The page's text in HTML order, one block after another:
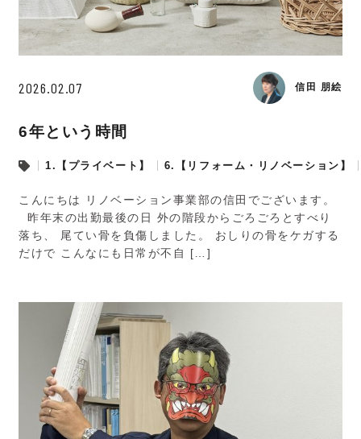
2026.02.07 信田 朋絵
6年という時間
1.【プライベート】 6.【リフォーム・リノベーション】
こんにちは リノベーション事業部の信田でございます。
昨年末の出勤最後の日 外の階段からごろごろとすべり
落ち、 尾てい骨を負傷しました。 おしりの骨をケガする
だけで こんなにも日常が不自 […]